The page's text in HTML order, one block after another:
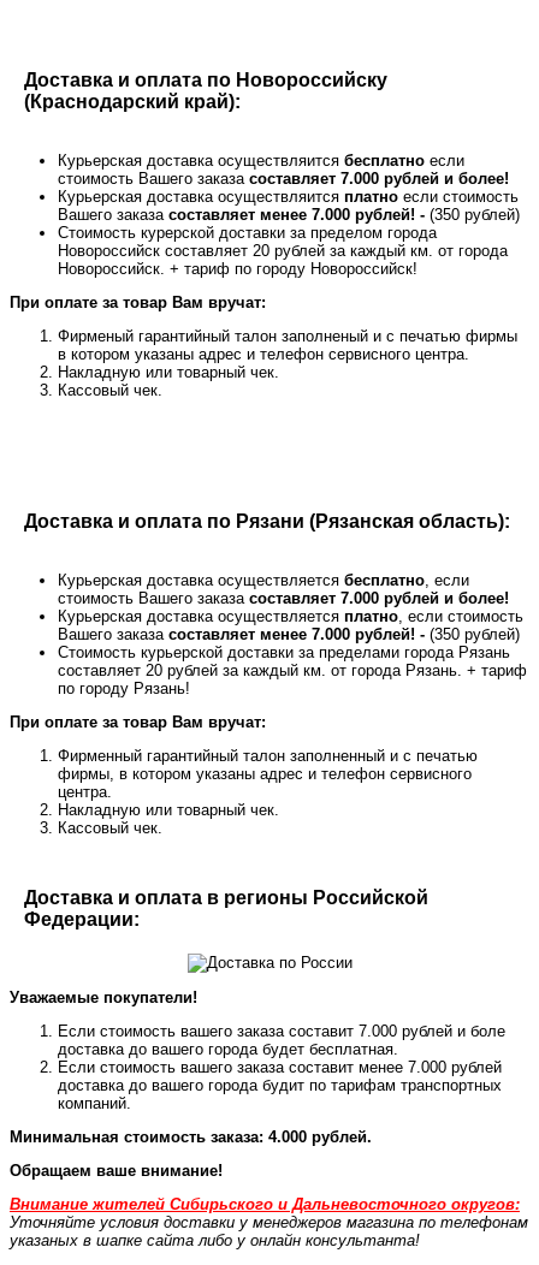
Доставка и оплата по Новороссийску
(Краснодарский край):
Курьерская доставка осуществляится бесплатно если
стоимость Вашего заказа составляет 7.000 рублей и более!
Курьерская доставка осуществляится платно если стоимость
Вашего заказа составляет менее 7.000 рублей! - (350 рублей)
Стоимость курерской доставки за пределом города
Новороссийск составляет 20 рублей за каждый км. от города
Новороссийск. + тариф по городу Новороссийск!
При оплате за товар Вам вручат:
Фирменый гарантийный талон заполненый и с печатью фирмы
в котором указаны адрес и телефон сервисного центра.
Накладную или товарный чек.
Кассовый чек.
Доставка и оплата по Рязани (Рязанская область):
Курьерская доставка осуществляется бесплатно , если
стоимость Вашего заказа составляет 7.000 рублей и более!
Курьерская доставка осуществляется платно , если стоимость
Вашего заказа составляет менее 7.000 рублей! - (350 рублей)
Стоимость курьерской доставки за пределами города Рязань
составляет 20 рублей за каждый км. от города Рязань. + тариф
по городу Рязань!
При оплате за товар Вам вручат:
Фирменный гарантийный талон заполненный и с печатью
фирмы, в котором указаны адрес и телефон сервисного
центра.
Накладную или товарный чек.
Кассовый чек.
Доставка и оплата в регионы Российской
Федерации:
Уважаемые покупатели!
Если стоимость вашего заказа составит 7.000 рублей и боле
доставка до вашего города будет бесплатная.
Если стоимость вашего заказа составит менее 7.000 рублей
доставка до вашего города будит по тарифам транспортных
компаний.
Минимальная стоимость заказа: 4.000 рублей.
Обращаем ваше внимание!
Внимание жителей Сибирьского и Дальневосточного округов:
Уточняйте условия доставки у менеджеров магазина по телефонам
указаных в шапке сайта либо у онлайн консультанта!